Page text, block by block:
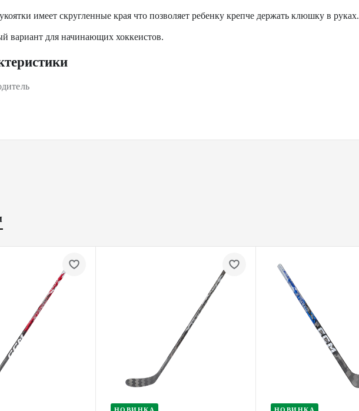
имеет скругленные края что позволяет ребенку крепче держать клюшку в руках.
вариант для начинающих хоккеистов.